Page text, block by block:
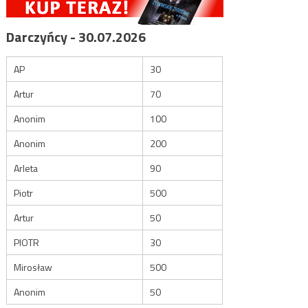
Darczyńcy - 30.07.2026
AP
30
Artur
70
Anonim
100
Anonim
200
Arleta
90
Piotr
500
Artur
50
PIOTR
30
Mirosław
500
Anonim
50